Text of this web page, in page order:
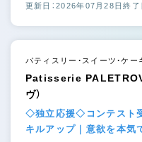
更新日：2026年07月28日終了
パティスリー・スイーツ・ケー
Patisserie
ヴ）
◇独立応援◇コンテスト
キルアップ｜意欲を本